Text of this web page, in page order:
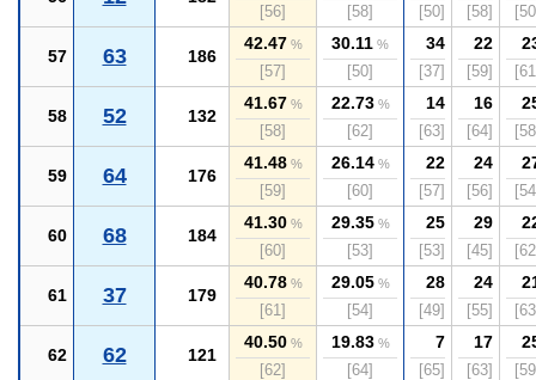
[56] [58] [50] [58]
57 63 186
42.47%
[57]
30.11 %
[50]
34
[37]
22
[59]
58 52 132
41.67%
[58]
22.73%
[62]
14
[63]
16
[64]
59 64 176
41.48%
[59]
26.14%
[60]
22
[57]
24
[56]
60 68 184
41.30%
[60]
29.35%
[53]
25
[53]
29
[45]
61 37 179
40.78%
[61]
29.05%
[54]
28
[49]
24
[55]
62 62 121
40.50%
[62]
19.83%
[64]
7
[65]
17
[63]